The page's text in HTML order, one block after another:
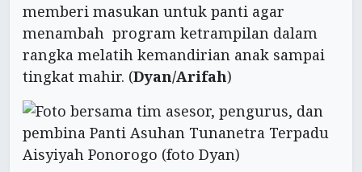
memberi masukan untuk panti agar
menambah program ketrampilan dalam
rangka melatih kemandirian anak sampai
tingkat mahir. (Dyan/Arifah)